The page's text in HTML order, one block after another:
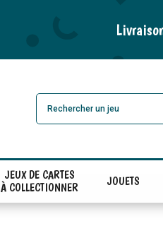
JEUX DE CARTES
À COLLECTIONNER
JOUETS